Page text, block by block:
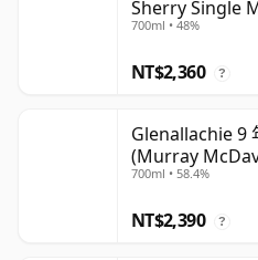
Sherry Single
700ml • 48%
NT$2,360 ?
Glenallachie 9
(Murray
700ml • 58.4%
NT$2,390 ?